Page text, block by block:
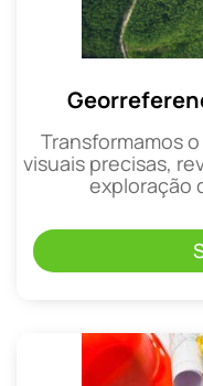
Transformamos
visuais precisas,
exploração